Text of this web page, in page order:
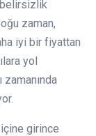
zaman,
iyi bir fiyattan
yol
zamanında
girince